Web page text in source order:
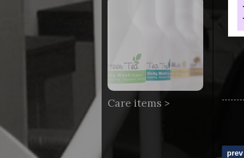
prev
Care items >